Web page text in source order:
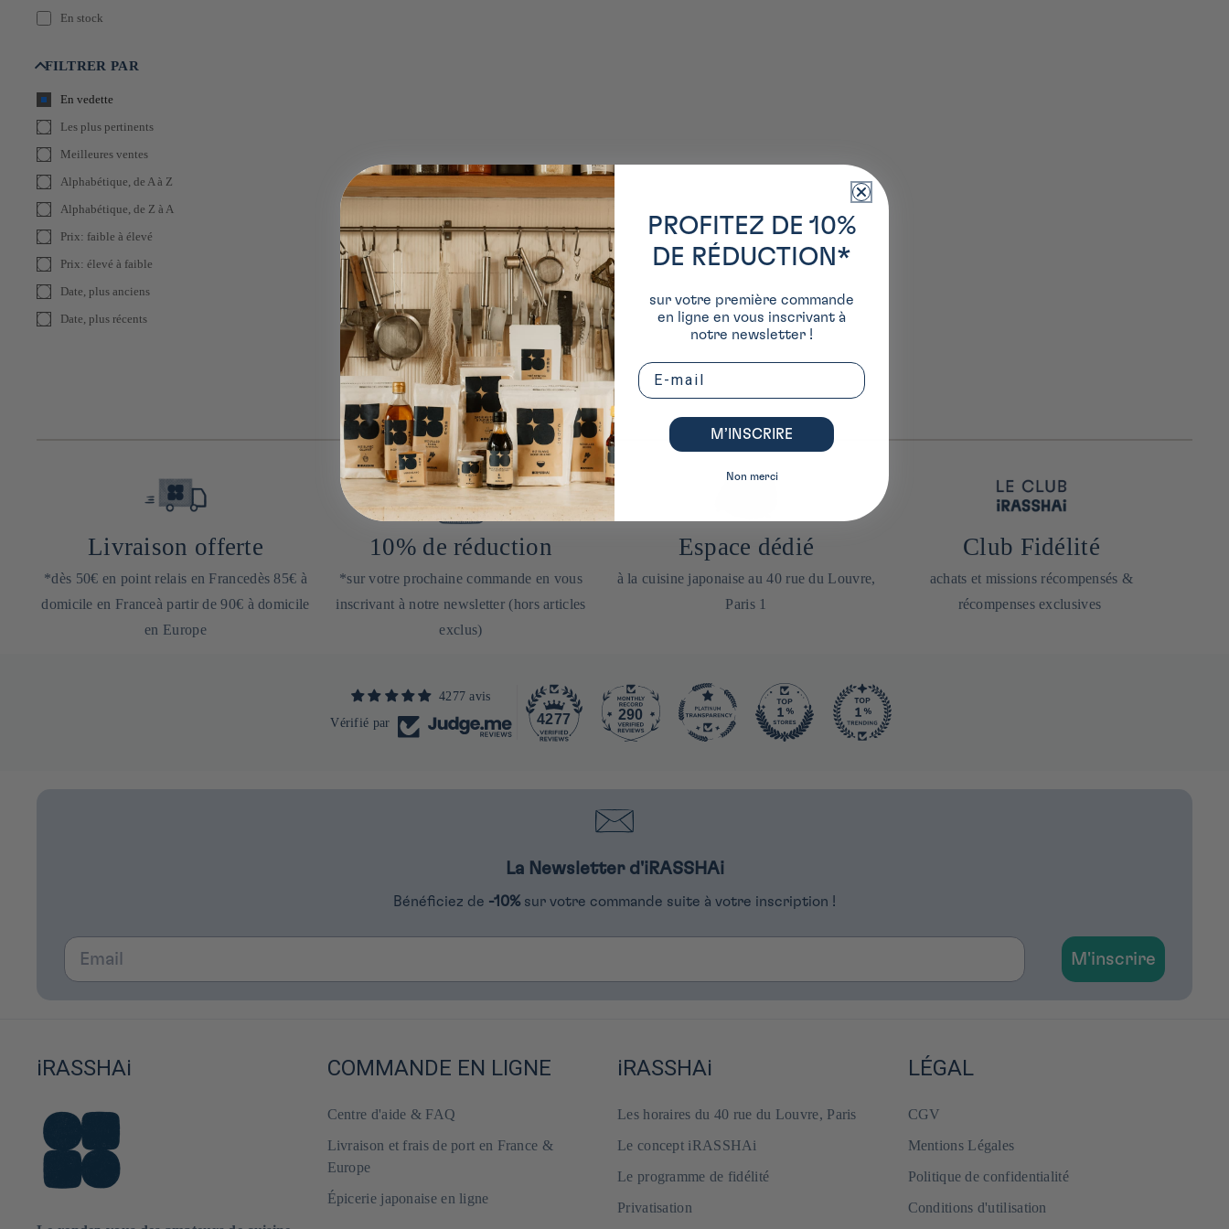
En stock
FILTRER PAR
En vedette
Les plus pertinents
Meilleures ventes
Alphabétique, de A à Z
Alphabétique, de Z à A
Prix: faible à élevé
Prix: élevé à faible
Date, plus anciens
Date, plus récents
Livraison offerte
*dès 50€ en point relais en Francedès 85€ à
domicile en Franceà partir de 90€ à domicile
en Europe
10% de réduction
*sur votre prochaine commande en vous
inscrivant à notre newsletter (hors articles
exclus)
Espace dédié
à la cuisine japonaise au 40 rue du Louvre,
Paris 1
Club Fidélité
achats et missions récompensés &
récompenses exclusives
4277 avis
Vérifié par
4277 290
La Newsletter d'iRASSHAi
Bénéficiez de -10% sur votre commande suite à votre inscription !
Email
M'inscrire
iRASSHAi COMMANDE EN LIGNE
Centre d'aide & FAQ
Livraison et frais de port en France &
Europe
Épicerie japonaise en ligne
iRASSHAi
Les horaires du 40 rue du Louvre, Paris
Le concept iRASSHAi
Le programme de fidélité
Privatisation
LÉGAL
CGV
Mentions Légales
Politique de confidentialité
Conditions d'utilisation
PROFITEZ DE 10%
DE RÉDUCTION*
sur votre première commande
en ligne en vous inscrivant à
notre newsletter !
Email
M’INSCRIRE
Non merci